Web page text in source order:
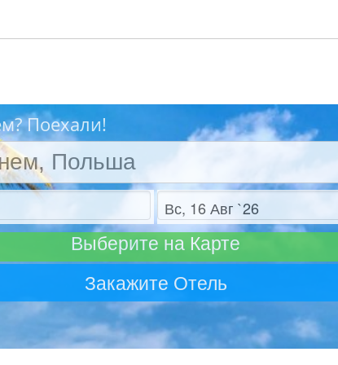
Поехали!
Отъезд
Выберите на Карте
Закажите Отель